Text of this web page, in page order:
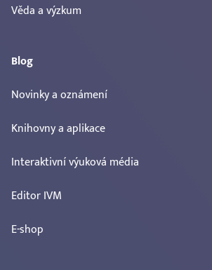
Věda a výzkum
Blog
Novinky a oznámení
Knihovny a aplikace
Interaktivní výuková média
Editor IVM
E-shop